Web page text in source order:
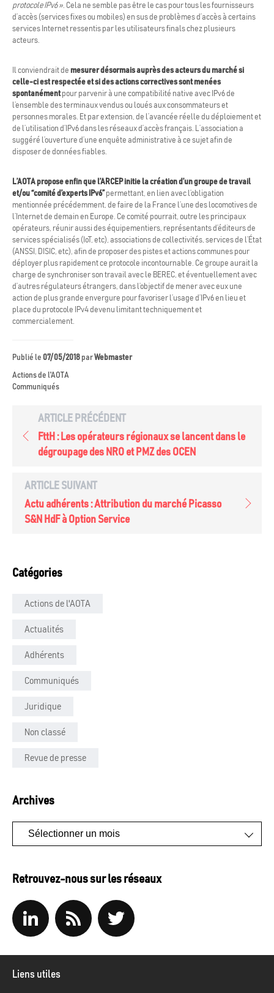
protocole IPv6 ». Cela ne semble pas être le cas pour tous les fournisseurs
d’accès (services fixes ou mobiles) en sus de problèmes d’accès à certains
services Internet ressentis par les utilisateurs finals chez plusieurs
acteurs.
Il conviendrait de mesurer désormais auprès des acteurs du marché si
celle-ci est respectée et si des actions correctives sont menées
spontanément pour parvenir à une compatibilité native avec IPv6 de
l’ensemble des terminaux vendus ou loués aux consommateurs et
personnes morales. Et par extension, de l’avancée réelle du déploiement et
de l’utilisation d’IPv6 dans les réseaux d’accès français. L’association a
suggéré l’ouverture d’une enquête administrative à ce sujet afin de
disposer de données fiables.
L’AOTA propose enfin que l’ARCEP initie la création d’un groupe de travail
et/ou “comité d’experts IPv6”permettant, en lien avec l’obligation
mentionnée précédemment, de faire de la France l’une des locomotives de
l’Internet de demain en Europe. Ce comité pourrait, outre les principaux
opérateurs, réunir aussi des équipementiers, représentants d’éditeurs de
services spécialisés (IoT, etc), associations de collectivités, services de l’État
(ANSSI, DISIC, etc), afin de proposer des pistes et actions communes pour
déployer plus rapidement ce protocole incontournable. Ce groupe aurait la
charge de synchroniser son travail avec le BEREC, et éventuellement avec
d’autres régulateurs étrangers, dans l’objectif de mener avec eux une
action de plus grande envergure pour favoriser l’usage d’IPv6 en lieu et
place du protocole IPv4 devenu limitant techniquement et
commercialement.
Publié le 07/05/2018 parWebmaster
Actions de l'AOTA
Communiqués
ARTICLE PRÉCÉDENT
FttH : Les opérateurs régionaux se lancent dans le
dégroupage des NRO et PMZ des OCEN
ARTICLE SUIVANT
Actu adhérents : Attribution du marché Picasso
S&N HdF à Option Service
Catégories
Actions de l'AOTA
Actualités
Adhérents
Communiqués
Juridique
Non classé
Revue de presse
Archives
Retrouvez-nous sur les réseaux
Liens utiles